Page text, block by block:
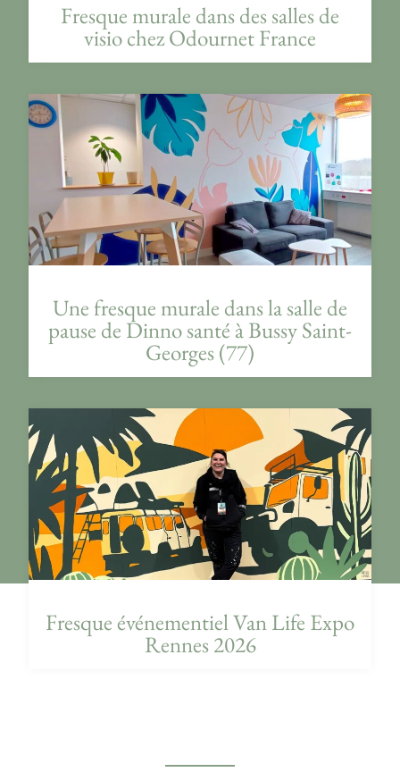
Fresque murale dans des salles de
visio chez Odournet France
Une fresque murale dans la salle de
pause de Dinno santé à Bussy Saint-
Georges (77)
Fresque événementiel Van Life Expo
Rennes 2026